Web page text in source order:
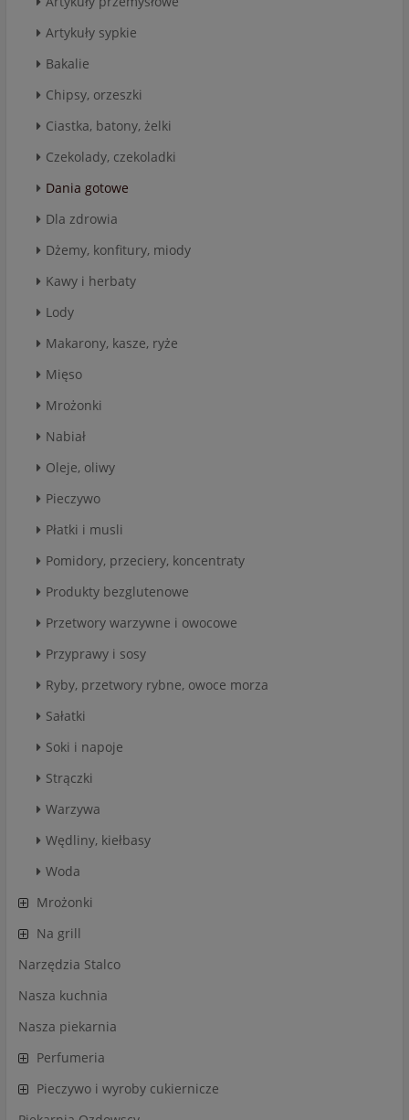
Artykuły sypkie
Bakalie
Chipsy, orzeszki
Ciastka, batony, żelki
Czekolady, czekoladki
Dania gotowe
Dla zdrowia
Dżemy, konfitury, miody
Kawy i herbaty
Lody
Makarony, kasze, ryże
Mięso
Mrożonki
Nabiał
Oleje, oliwy
Pieczywo
Płatki i musli
Pomidory, przeciery, koncentraty
Produkty bezglutenowe
Przetwory warzywne i owocowe
Przyprawy i sosy
Ryby, przetwory rybne, owoce morza
Sałatki
Soki i napoje
Strączki
Warzywa
Wędliny, kiełbasy
Woda
Mrożonki
Na grill
Narzędzia Stalco
Nasza kuchnia
Nasza piekarnia
Perfumeria
Pieczywo i wyroby cukiernicze